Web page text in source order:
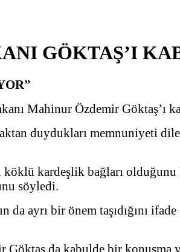
GÖKTAŞ’I
Mahinur Özdemir Göktaş’ı
duydukları memnuniyeti
kardeşlik bağları
söyledi.
ayrı bir önem taşıdığını
da kabulde bir konuşma